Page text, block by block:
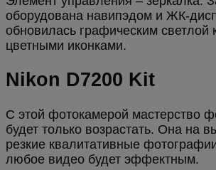
оборудована навипэдом и ЖК-
обновилась графическим светлой
цветными иконками.
Nikon D7200 Kit
С этой фотокамерой мастерство
будет только возрастать. Она на
резкие квалитативные
любое видео будет эффектным.